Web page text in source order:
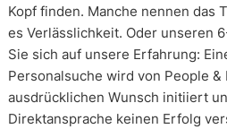
Kopf finden. Manche nennen das
es Verlässlichkeit. Oder unseren
Sie sich auf unsere Erfahrung:
Personalsuche wird von People
ausdrücklichen Wunsch initiiert
Direktansprache keinen Erfolg